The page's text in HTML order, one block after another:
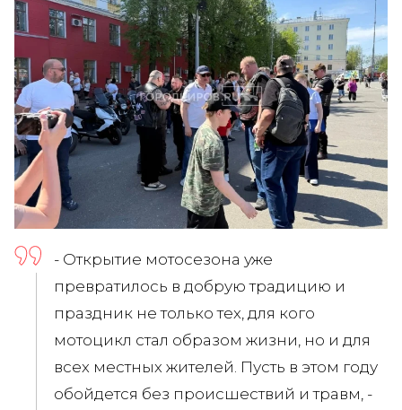
- Открытие мотосезона уже
превратилось в добрую традицию и
праздник не только тех, для кого
мотоцикл стал образом жизни, но и для
всех местных жителей. Пусть в этом году
обойдется без происшествий и травм, -